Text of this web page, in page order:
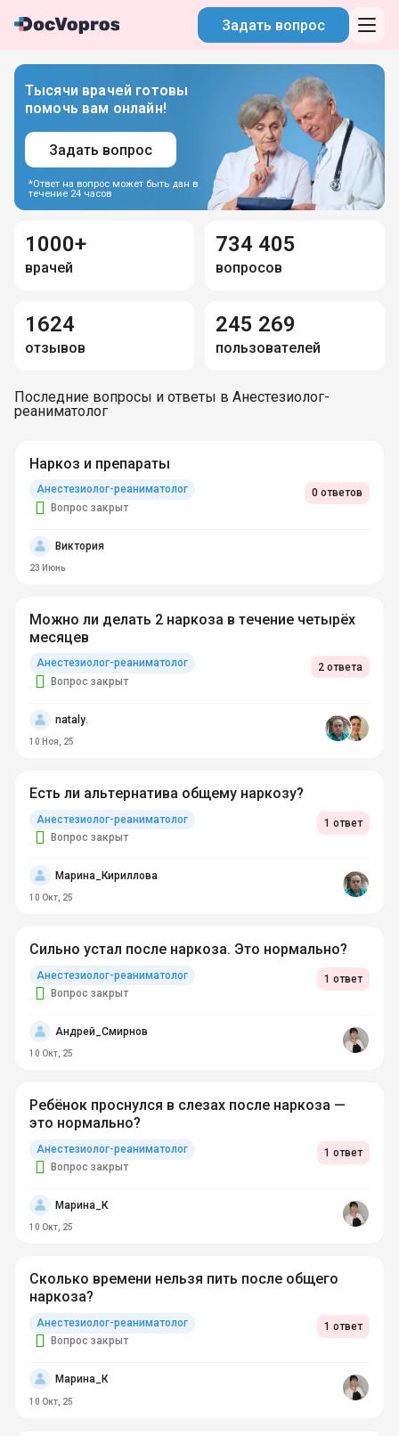
Задать вопрос
Тысячи врачей готовы
помочь вам онлайн!
Задать вопрос
*Ответ на вопрос может быть дан в
течение 24 часов
1000+
врачей
734 405
вопросов
1624
отзывов
245 269
пользователей
Последние вопросы и ответы в Анестезиолог-
реаниматолог
Наркоз и препараты
Анестезиолог-реаниматолог
Вопрос закрыт
0 ответов
Виктория
23 Июнь
Можно ли делать 2 наркоза в течение четырёх
месяцев
Анестезиолог-реаниматолог
Вопрос закрыт
2 ответа
nataly.
10 Ноя, 25
Есть ли альтернатива общему наркозу?
Анестезиолог-реаниматолог
Вопрос закрыт
1 ответ
Марина_Кириллова
10 Окт, 25
Сильно устал после наркоза. Это нормально?
Анестезиолог-реаниматолог
Вопрос закрыт
1 ответ
Андрей_Смирнов
10 Окт, 25
Ребёнок проснулся в слезах после наркоза —
это нормально?
Анестезиолог-реаниматолог
Вопрос закрыт
1 ответ
Марина_К
10 Окт, 25
Сколько времени нельзя пить после общего
наркоза?
Анестезиолог-реаниматолог
Вопрос закрыт
1 ответ
Марина_К
10 Окт, 25